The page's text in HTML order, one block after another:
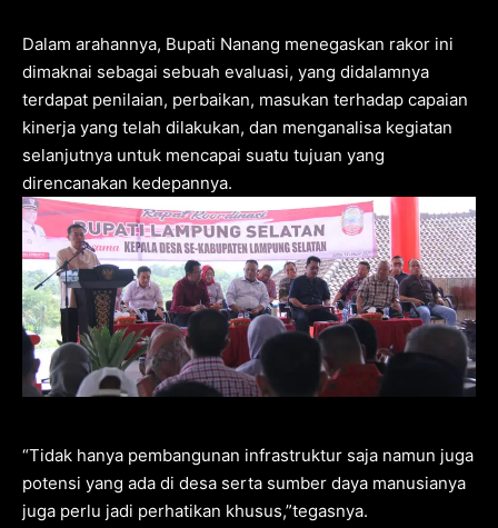
Dalam arahannya, Bupati Nanang menegaskan rakor ini
dimaknai sebagai sebuah evaluasi, yang didalamnya
terdapat penilaian, perbaikan, masukan terhadap capaian
kinerja yang telah dilakukan, dan menganalisa kegiatan
selanjutnya untuk mencapai suatu tujuan yang
direncanakan kedepannya.
“Tidak hanya pembangunan infrastruktur saja namun juga
potensi yang ada di desa serta sumber daya manusianya
juga perlu jadi perhatikan khusus,”tegasnya.